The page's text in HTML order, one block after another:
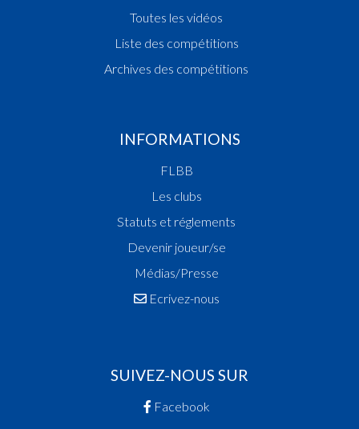
Toutes les vidéos
Liste des compétitions
Archives des compétitions
INFORMATIONS
FLBB
Les clubs
Statuts et réglements
Devenir joueur/se
Médias/Presse
Ecrivez-nous
SUIVEZ-NOUS SUR
Facebook